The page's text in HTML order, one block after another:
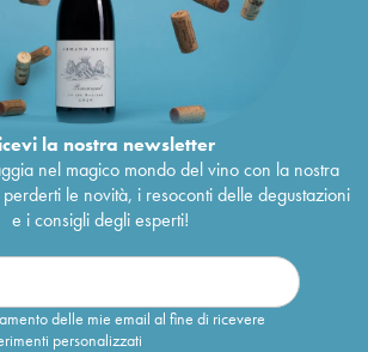
la nostra newsletter
nel magico mondo del vino con la nostra
le novità, i resoconti delle degustazioni
e i consigli degli esperti!
delle mie email al fine di ricevere
personalizzati